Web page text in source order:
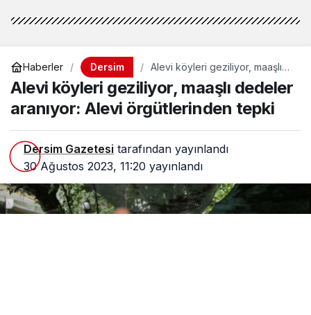
Haberler Dersim
Alevi köyleri geziliyor, maaşlı
örgütlerinden tepki
Alevi köyleri geziliyor, maaşlı dedeler
aranıyor: Alevi örgütlerinden tepki
Dersim Gazetesi tarafından yayınlandı
30 Ağustos 2023, 11:20 yayınlandı